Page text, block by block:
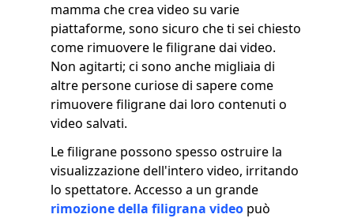
mamma che crea video su varie
piattaforme, sono sicuro che ti sei chiesto
come rimuovere le filigrane dai video.
Non agitarti; ci sono anche migliaia di
altre persone curiose di sapere come
rimuovere filigrane dai loro contenuti o
video salvati.
Le filigrane possono spesso ostruire la
visualizzazione dell'intero video, irritando
lo spettatore. Accesso a un grande
rimozione della filigrana video può